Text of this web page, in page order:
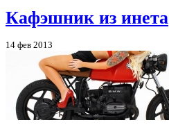
Кафэшник из инета
14 фев 2013